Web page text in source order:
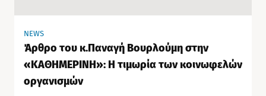
NEWS
Άρθρο του κ.Παναγή Βουρλούμη στην
«ΚΑΘΗΜΕΡΙΝΗ»: Η τιμωρία των κοινωφελών
οργανισμών